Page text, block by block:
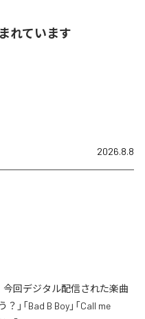
れています
2026.8.8
今回デジタル配信された楽曲
？」「Bad B Boy」「Call me